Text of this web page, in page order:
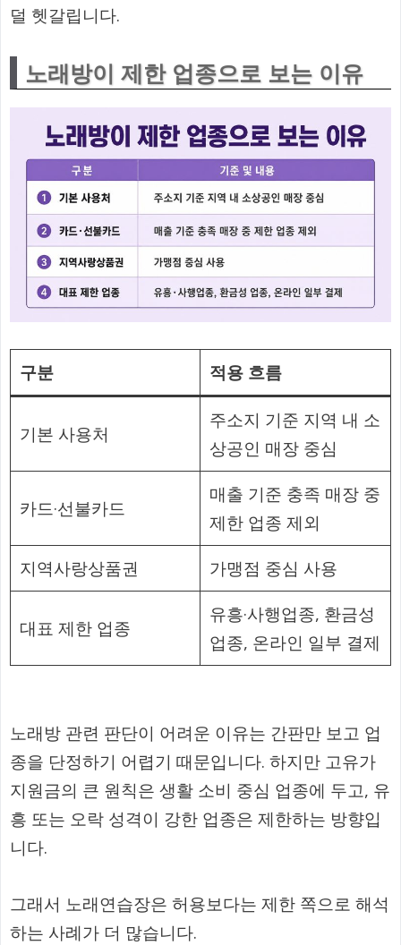
덜 헷갈립니다.
노래방이 제한 업종으로 보는 이유
구분 적용 흐름
기본 사용처
주소지 기준 지역 내 소
상공인 매장 중심
카드·선불카드
매출 기준 충족 매장 중
제한 업종 제외
지역사랑상품권
가맹점 중심 사용
대표 제한 업종
유흥·사행업종, 환금성
업종, 온라인 일부 결제
노래방 관련 판단이 어려운 이유는 간판만 보고 업
종을 단정하기 어렵기 때문입니다. 하지만 고유가
지원금의 큰 원칙은 생활 소비 중심 업종에 두고, 유
흥 또는 오락 성격이 강한 업종은 제한하는 방향입
니다.
그래서 노래연습장은 허용보다는 제한 쪽으로 해석
하는 사례가 더 많습니다.